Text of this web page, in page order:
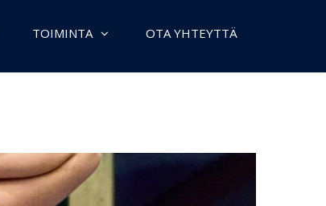
TOIMINTA OTA YHTEYTTÄ